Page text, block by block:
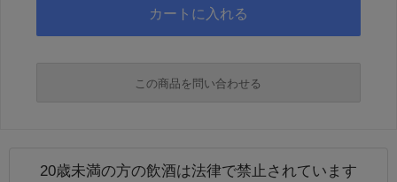
この商品を問い合わせる
20歳未満の方の飲酒は法律で禁止されています